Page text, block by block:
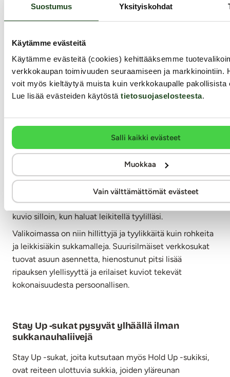
Suostumus Yksityiskohdat
Käytämme evästeitä
Käytämme evästeitä (cookies) kehittääksemme
verkkokaupan toimivuuden seuraamiseen ja markkinointiin.
voit myös kieltäytyä muista kuin verkkokaupalle pakollisista
Lue lisää evästeiden käytöstä tietosuojaselosteesta.
Salli kaikki evästeet
Muokkaa
Vain välttämättömät evästeet
piristävät arkea ja tekevät eroottisesta hetkestä vielä
löydät viettelevät Stay Up -sukat, näyttävät verkkosukat
sekä silikonittomat sukkanauhasukat, jotka saavat sääret
varastamaan huomion.
Eroottiset sukat kruunaavat asun
Eroottiset sukat sopivat täydellisesti alusasun, korsetin,
bodyn, lyhyen mekon tai hameen seuraksi. Ne voivat
olla asun rohkea katseenvangitsija tai pieni salaisuus
vaatteiden alla. Valitse klassisen mustat sukat,
viettelevä pitsireunus, näyttävä takasauma tai villimpi
kuvio silloin, kun haluat leikitellä tyylilläsi.
Valikoimassa on niin hillittyjä ja tyylikkäitä kuin rohkeita
ja leikkisiäkin sukkamalleja. Suurisilmäiset verkkosukat
tuovat asuun asennetta, hienostunut pitsi lisää
ripauksen ylellisyyttä ja erilaiset kuviot tekevät
kokonaisuudesta persoonallisen.
Stay Up -sukat pysyvät ylhäällä ilman
sukkanauhaliivejä
Stay Up -sukat, joita kutsutaan myös Hold Up -sukiksi,
ovat reiteen ulottuvia sukkia, joiden yläreunan